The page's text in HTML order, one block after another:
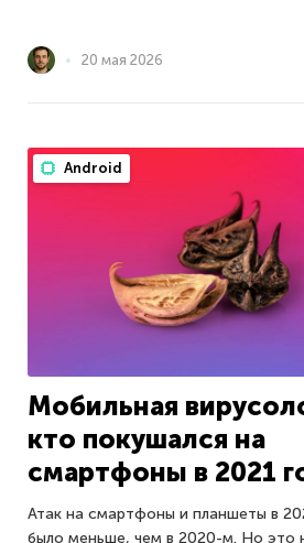
20 мая 2026
Android
Мобильная
кто покушался на
смартфоны в 2021
Атак на смартфоны и планшеты в
было меньше, чем в 2020-м. Но это